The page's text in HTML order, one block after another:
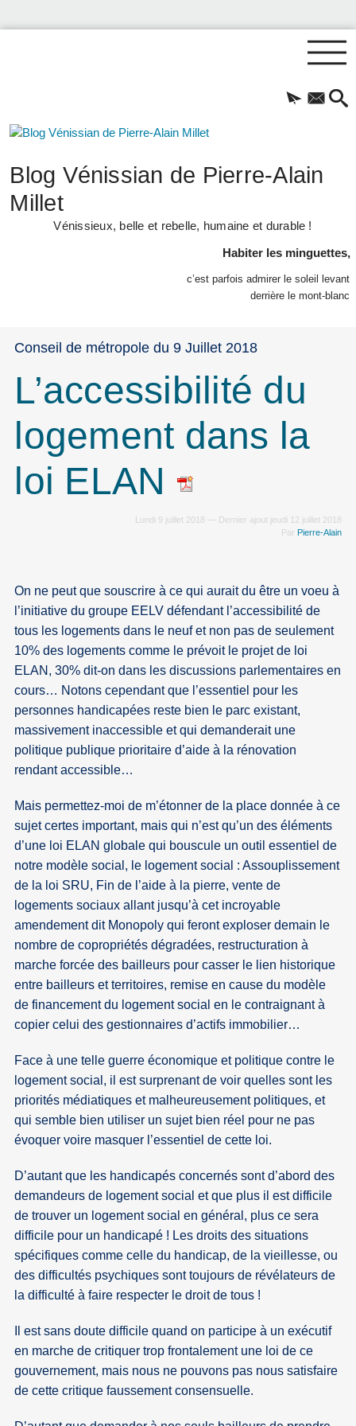
Blog Vénissian de Pierre-Alain
Millet
Vénissieux, belle et rebelle, humaine et durable !
Habiter les minguettes,
c’est parfois admirer le soleil levant
derrière le mont-blanc
Conseil de métropole du 9 Juillet 2018
L’accessibilité du
logement dans la
loi ELAN
Lundi 9 juillet 2018 — Dernier ajout jeudi 12 juillet 2018
Par Pierre-Alain
On ne peut que souscrire à ce qui aurait du être un voeu à
l’initiative du groupe EELV défendant l’accessibilité de
tous les logements dans le neuf et non pas de seulement
10% des logements comme le prévoit le projet de loi
ELAN, 30% dit-on dans les discussions parlementaires en
cours… Notons cependant que l’essentiel pour les
personnes handicapées reste bien le parc existant,
massivement inaccessible et qui demanderait une
politique publique prioritaire d’aide à la rénovation
rendant accessible…
Mais permettez-moi de m’étonner de la place donnée à ce
sujet certes important, mais qui n’est qu’un des éléments
d’une loi ELAN globale qui bouscule un outil essentiel de
notre modèle social, le logement social : Assouplissement
de la loi SRU, Fin de l’aide à la pierre, vente de
logements sociaux allant jusqu’à cet incroyable
amendement dit Monopoly qui feront exploser demain le
nombre de copropriétés dégradées, restructuration à
marche forcée des bailleurs pour casser le lien historique
entre bailleurs et territoires, remise en cause du modèle
de financement du logement social en le contraignant à
copier celui des gestionnaires d’actifs immobilier…
Face à une telle guerre économique et politique contre le
logement social, il est surprenant de voir quelles sont les
priorités médiatiques et malheureusement politiques, et
qui semble bien utiliser un sujet bien réel pour ne pas
évoquer voire masquer l’essentiel de cette loi.
D’autant que les handicapés concernés sont d’abord des
demandeurs de logement social et que plus il est difficile
de trouver un logement social en général, plus ce sera
difficile pour un handicapé ! Les droits des situations
spécifiques comme celle du handicap, de la vieillesse, ou
des difficultés psychiques sont toujours de révélateurs de
la difficulté à faire respecter le droit de tous !
Il est sans doute difficile quand on participe à un exécutif
en marche de critiquer trop frontalement une loi de ce
gouvernement, mais nous ne pouvons pas nous satisfaire
de cette critique faussement consensuelle.